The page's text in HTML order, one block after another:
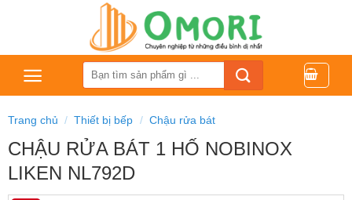
dung
Tìm
kiếm:
Trang chủ / Thiết bị bếp / Chậu rửa bát
CHẬU RỬA BÁT 1 HỐ NOBINOX
LIKEN NL792D